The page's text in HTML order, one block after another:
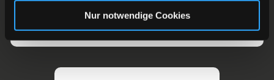
Nur notwendige Cookies